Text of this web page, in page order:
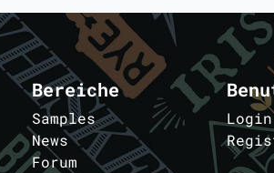
Bereiche
Samples
News
Forum
Login